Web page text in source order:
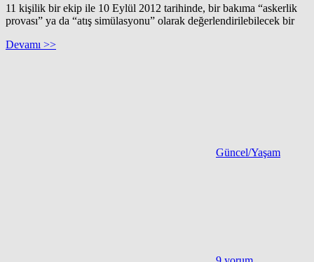
11 kişilik bir ekip ile 10 Eylül 2012 tarihinde, bir bakıma “askerlik
provası” ya da “atış simülasyonu” olarak değerlendirilebilecek bir
Devamı >>
Güncel/Yaşam